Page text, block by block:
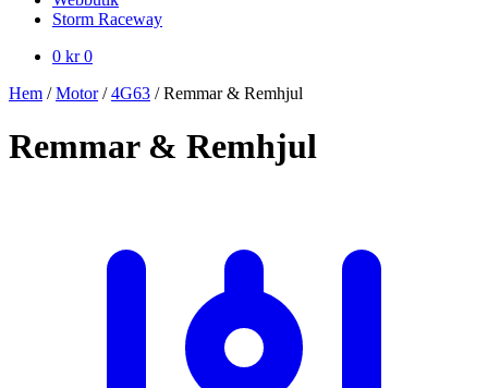
Storm Raceway
0 kr 0
Hem /Motor/4G63 /Remmar & Remhjul
Remmar & Remhjul